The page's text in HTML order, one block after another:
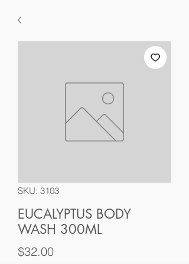
SKU: 3103
EUCALYPTUS BODY
WASH 300ML
$32.00Price